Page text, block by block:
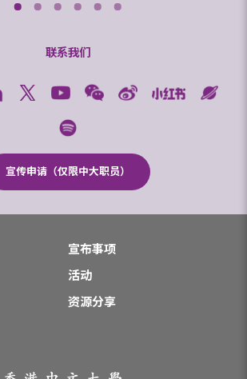
联系我们
宣传申请（仅限中大职员）
宣布事项
活动
资源分享